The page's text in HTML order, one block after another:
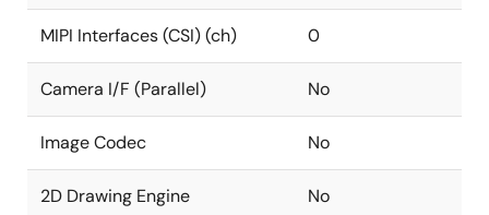
MIPI Interfaces (CSI) (ch) 0
Camera I/F (Parallel) No
Image Codec No
2D Drawing Engine No